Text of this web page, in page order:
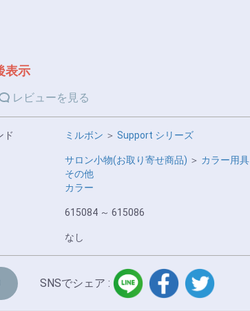
表示
レビューを見る
ド ミルボン ＞ Support シリーズ
サロン小物(お取り寄せ商品) ＞ カラー用具
その他
カラー
615084 ～ 615086
なし
SNSでシェア :
LINE facebook